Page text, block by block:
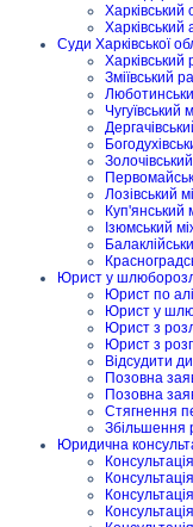
Харківський
Харківський
Суди Харківської
Харківський
Зміївський
Чугуївський
Лозівський
Куп'янський
Ізюмський
Юрист у
Юрист по
Юрист у
Юрист з
Юрист з
Відсудити
Позовна
Позовна
Стягнення
Збільшення
Юридична